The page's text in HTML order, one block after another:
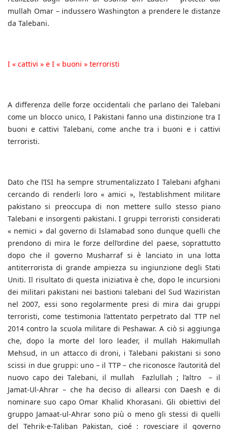
mullah Omar – indussero Washington a prendere le distanze
da Talebani.
I « cattivi » e I « buoni » terroristi
A differenza delle forze occidentali che parlano dei Talebani
come un blocco unico, I Pakistani fanno una distinzione tra I
buoni e cattivi Talebani, come anche tra i buoni e i cattivi
terroristi.
Dato che l’ISI ha sempre strumentalizzato I Talebani afghani
cercando di renderli loro « amici », l’establishment militare
pakistano si preoccupa di non mettere sullo stesso piano
Talebani e insorgenti pakistani. I gruppi terroristi considerati
« nemici » dal governo di Islamabad sono dunque quelli che
prendono di mira le forze dell’ordine del paese, soprattutto
dopo che il governo Musharraf si è lanciato in una lotta
antiterrorista di grande ampiezza su ingiunzione degli Stati
Uniti. Il risultato di questa iniziativa è che, dopo le incursioni
dei militari pakistani nei bastioni talebani del Sud Waziristan
nel 2007, essi sono regolarmente presi di mira dai gruppi
terroristi, come testimonia l’attentato perpetrato dal TTP nel
2014 contro la scuola militare di Peshawar. A ciò si aggiunga
che, dopo la morte del loro leader, il mullah Hakimullah
Mehsud, in un attacco di droni, i Talebani pakistani si sono
scissi in due gruppi: uno – il TTP – che riconosce l’autorità del
nuovo capo dei Talebani, il mullah Fazlullah ; l’altro – il
Jamat-Ul-Ahrar – che ha deciso di allearsi con Daesh e di
nominare suo capo Omar Khalid Khorasani. Gli obiettivi del
gruppo Jamaat-ul-Ahrar sono più o meno gli stessi di quelli
del Tehrik-e-Taliban Pakistan, cioé : rovesciare il governo